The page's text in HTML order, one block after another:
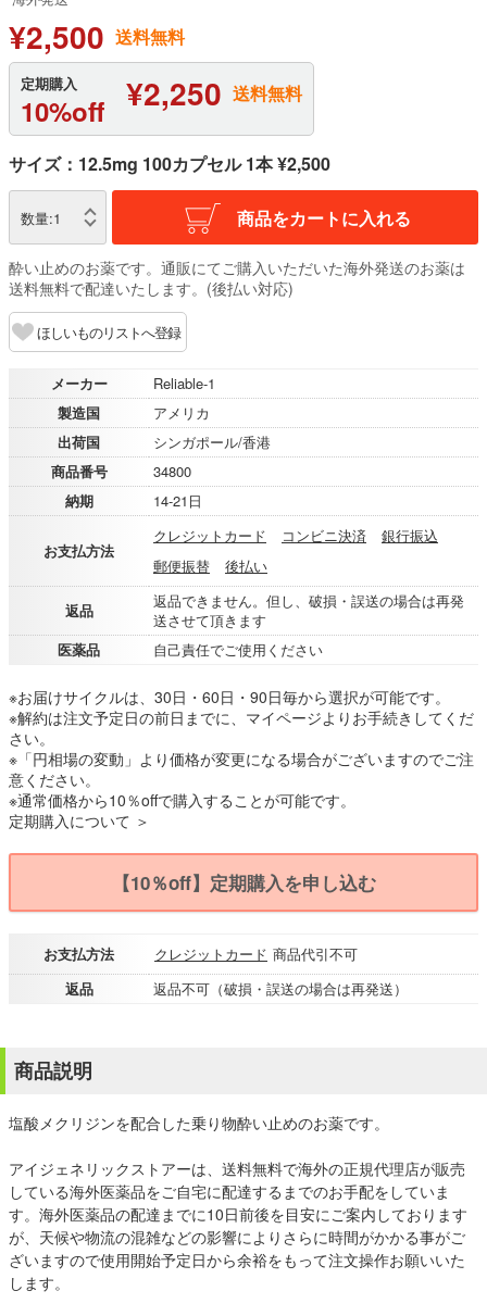
¥2,500 送料無料
定期購入
10%off ¥2,250 送料無料
サイズ：12.5mg 100カプセル 1本 ¥2,500
数量:1 商品をカートに入れる
酔い止めのお薬です。通販にてご購入いただいた海外発送のお薬は
送料無料で配達いたします。(後払い対応)
ほしいものリストへ登録
メーカー
Reliable-1
製造国
アメリカ
出荷国
シンガポール/香港
商品番号
34800
納期
14-21日
お支払方法
クレジットカード コンビニ決済
銀行振込
郵便振替
後払い
返品
返品できません。但し、破損・誤送の場合は再発
送させて頂きます
医薬品
自己責任でご使用ください
※お届けサイクルは、30日・60日・90日毎から選択が可能です。
※解約は注文予定日の前日までに、マイページよりお手続きしてくだ
さい。
※「円相場の変動」より価格が変更になる場合がございますのでご注
意ください。
※通常価格から10％offで購入することが可能です。
定期購入について ＞
【10％off】定期購入を申し込む
お支払方法 クレジットカード 商品代引不可
返品
返品不可（破損・誤送の場合は再発送）
商品説明
塩酸メクリジンを配合した乗り物酔い止めのお薬です。
アイジェネリックストアーは、送料無料で海外の正規代理店が販売
している海外医薬品をご自宅に配達するまでのお手配をしていま
す。海外医薬品の配達までに10日前後を目安にご案内しております
が、天候や物流の混雑などの影響によりさらに時間がかかる事がご
ざいますので使用開始予定日から余裕をもって注文操作お願いいた
します。